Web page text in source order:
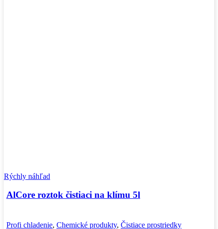
Rýchly náhľad
AlCore roztok čistiaci na klímu 5l
Profi chladenie, Chemické produkty, Čistiace prostriedky